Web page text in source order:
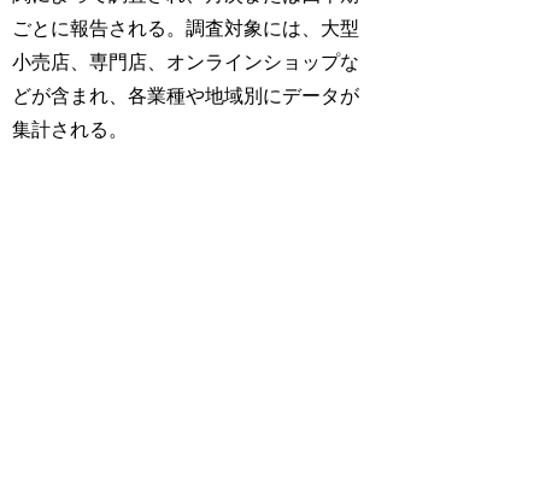
ごとに報告される。調査対象には、大型
小売店、専門店、オンラインショップな
どが含まれ、各業種や地域別にデータが
集計される。